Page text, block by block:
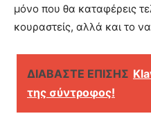
μόνο που θα καταφέρεις
κουραστείς, αλλά και το να
ΔΙΑΒΑΣΤΕ ΕΠΙΣΗΣ
της σύντροφος!